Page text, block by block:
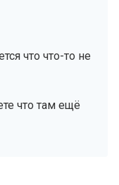
что что-то не
что там ещё